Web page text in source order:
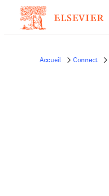
Accueil Connect